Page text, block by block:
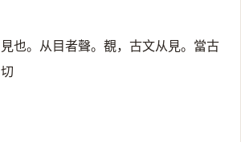
見也。从目者聲。覩，古文从見。當古
切